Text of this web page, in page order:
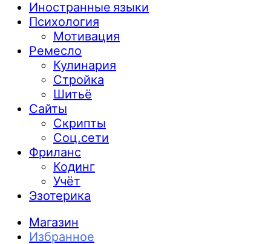
Иностранные языки
Психология
Мотивация
Ремесло
Кулинария
Стройка
Шитьё
Сайты
Скрипты
Соц.сети
Фриланс
Кодинг
Учёт
Эзотерика
Магазин
Избранное